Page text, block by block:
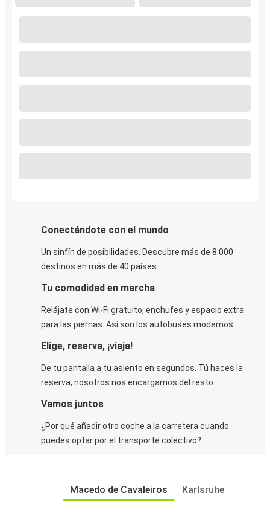
Conectándote con el mundo
Un sinfín de posibilidades. Descubre más de 8.000
destinos en más de 40 países.
Tu comodidad en marcha
Relájate con Wi-Fi gratuito, enchufes y espacio extra
para las piernas. Así son los autobuses modernos.
Elige, reserva, ¡viaja!
De tu pantalla a tu asiento en segundos. Tú haces la
reserva, nosotros nos encargamos del resto.
Vamos juntos
¿Por qué añadir otro coche a la carretera cuando
puedes optar por el transporte colectivo?
Macedo de Cavaleiros Karlsruhe